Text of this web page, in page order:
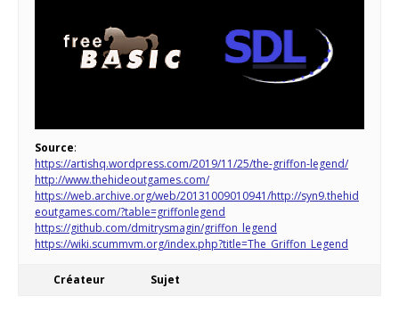
Source:
https://artishq.wordpress.com/2019/11/25/the-griffon-legend/
http://www.thehideoutgames.com/
https://web.archive.org/web/20131009010941/http://syn9.thehid
eoutgames.com/?table=griffonlegend
https://github.com/dmitrysmagin/griffon_legend
https://wiki.scummvm.org/index.php?title=The_Griffon_Legend
Créateur Sujet